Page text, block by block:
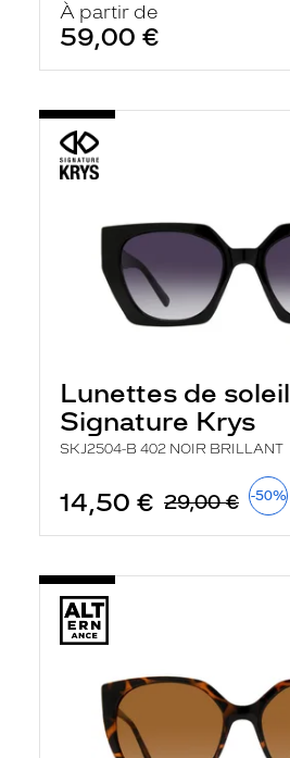
À partir de
59,00 €
Lunettes de soleil
Signature Krys
SKJ2504-B 402 NOIR BRILLANT
14,50 € 29,00 € -50%